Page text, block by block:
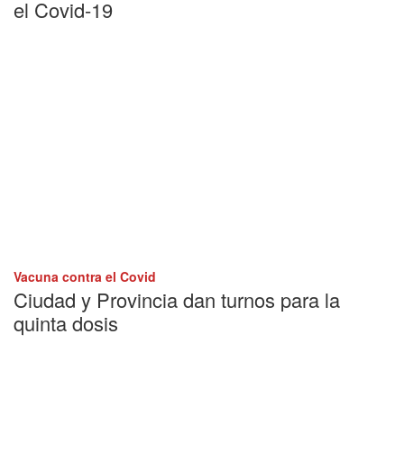
el Covid-19
Vacuna contra el Covid
Ciudad y Provincia dan turnos para la
quinta dosis